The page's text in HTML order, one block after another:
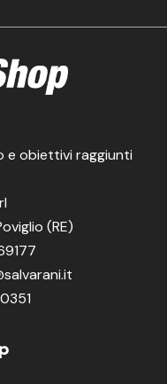
e obiettivi raggiunti
(RE)